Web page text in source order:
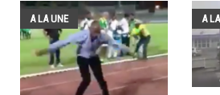
A LA UNE A